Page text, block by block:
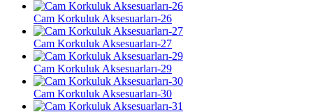
Cam Korkuluk Aksesuarları-26
Cam Korkuluk Aksesuarları-27
Cam Korkuluk Aksesuarları-29
Cam Korkuluk Aksesuarları-30